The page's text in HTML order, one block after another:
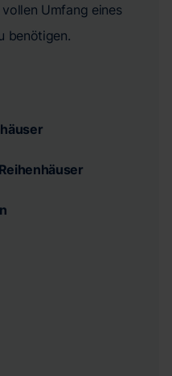
Umfang eines
benötigen.